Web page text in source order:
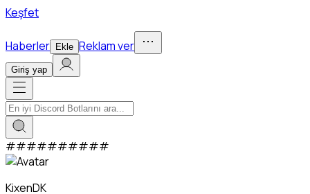
Keşfet
Haberler Ekle Reklam ver
Giriş yap
##########
KixenDK